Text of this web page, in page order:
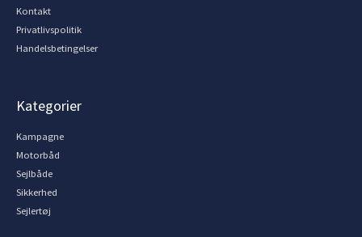
Kontakt
Privatlivspolitik
Handelsbetingelser
Kategorier
Kampagne
Motorbåd
Sejlbåde
Sikkerhed
Sejlertøj